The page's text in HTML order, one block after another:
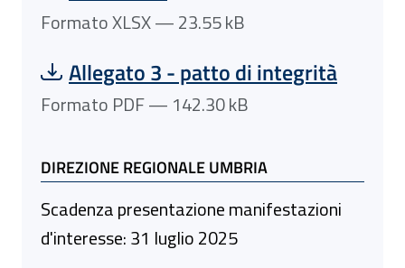
Formato XLSX — 23.55 kB
Scarica file:
Allegato 3 - patto di integrità
Formato PDF — Dimensione 142.30 kB
Formato PDF — 142.30 kB
DIREZIONE REGIONALE UMBRIA
Scadenza presentazione manifestazioni
d'interesse: 31 luglio 2025